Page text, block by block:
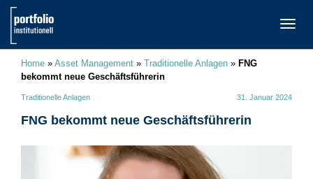
Home » Asset Management » Traditionelle Anlagen » FNG
bekommt neue Geschäftsführerin
Traditionelle Anlagen 31. Januar 2024
FNG bekommt neue Geschäftsführerin